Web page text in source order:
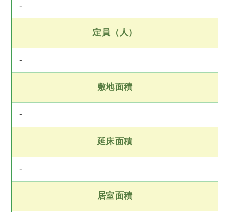
-
定員（人）
-
敷地面積
-
延床面積
-
居室面積